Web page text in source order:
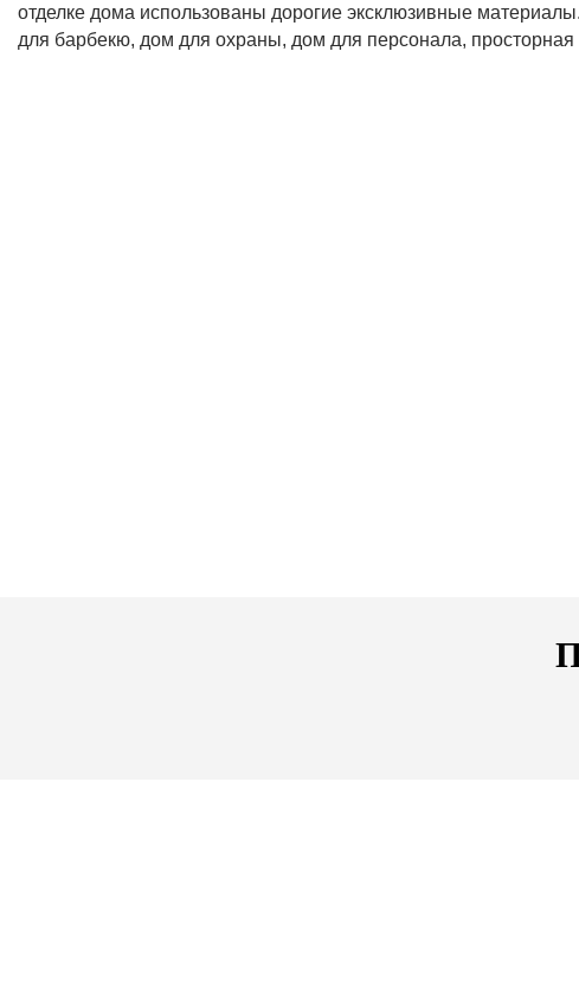
отделке дома использованы дорогие эксклюзивные
для барбекю, дом для охраны, дом для персонала,